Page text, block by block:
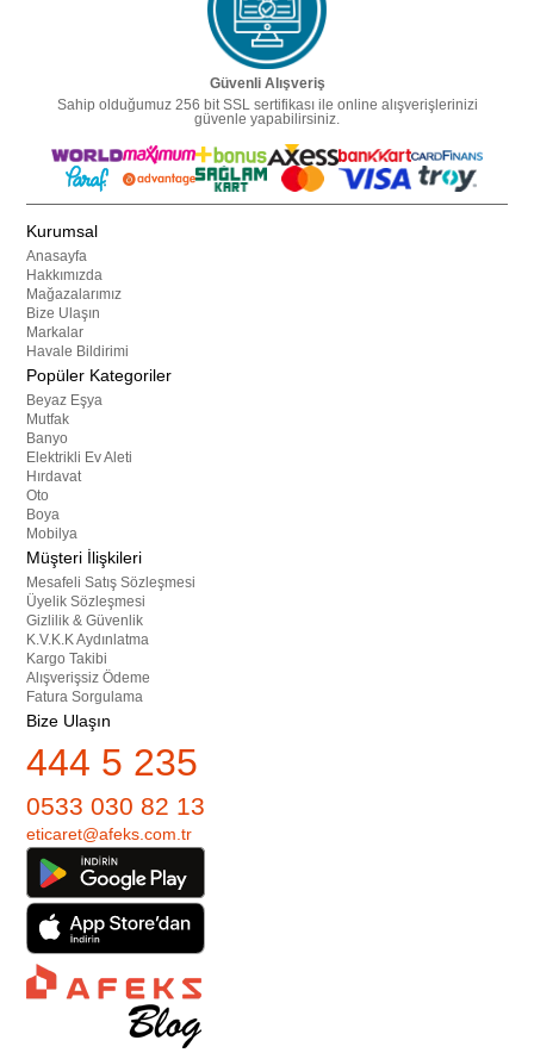
Güvenli Alışveriş
Sahip olduğumuz 256 bit SSL sertifikası ile online alışverişlerinizi
güvenle yapabilirsiniz.
Kurumsal
Anasayfa
Hakkımızda
Mağazalarımız
Bize Ulaşın
Markalar
Havale Bildirimi
Popüler Kategoriler
Beyaz Eşya
Mutfak
Banyo
Elektrikli Ev Aleti
Hırdavat
Oto
Boya
Mobilya
Müşteri İlişkileri
Mesafeli Satış Sözleşmesi
Üyelik Sözleşmesi
Gizlilik & Güvenlik
K.V.K.K Aydınlatma
Kargo Takibi
Alışverişsiz Ödeme
Fatura Sorgulama
Bize Ulaşın
444 5 235
0533 030 82 13
eticaret@afeks.com.tr